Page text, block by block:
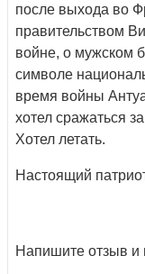
после выхода во
правительством
войне, о мужском
символе
время войны
хотел сражаться
Хотел летать.
Настоящий
Напишите отзыв и